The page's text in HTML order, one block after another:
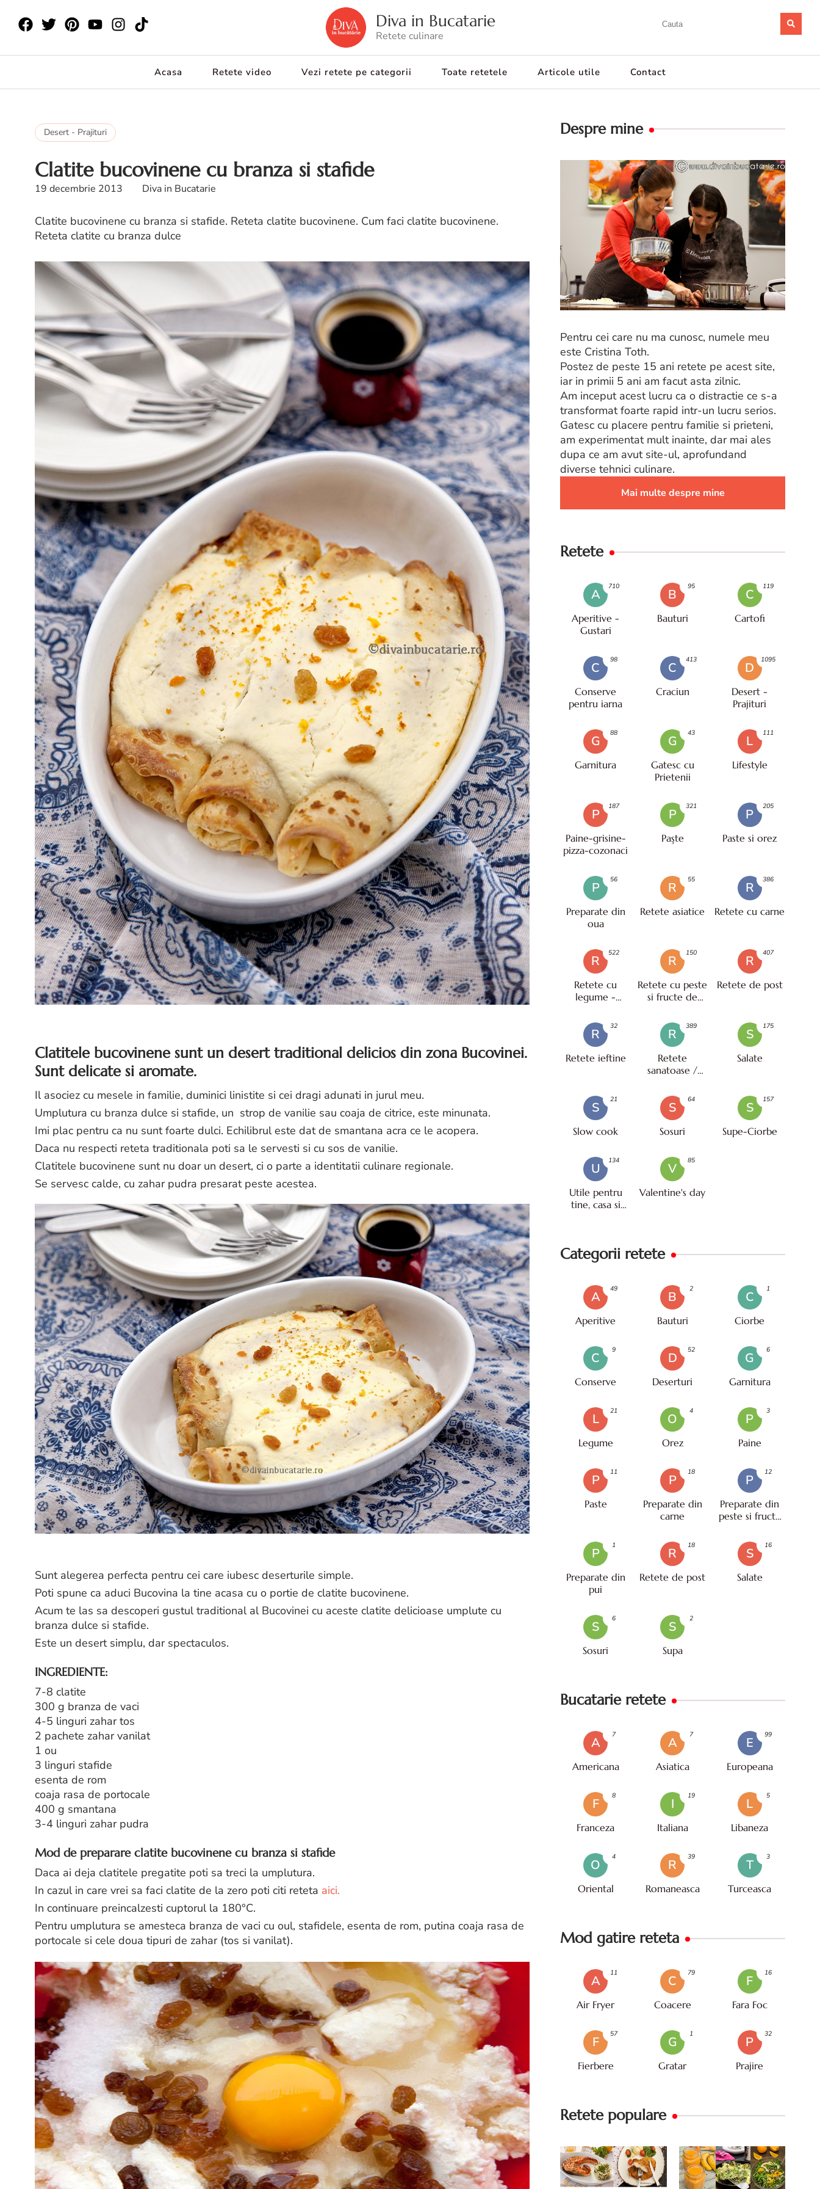
Diva in Bucatarie
Retete culinare
Acasa Retete video Vezi retete pe categorii Toate retetele Articole utile Contact
Desert - Prajituri
Clatite bucovinene cu branza si stafide
19 decembrie 2013 Diva in Bucatarie
Clatite bucovinene cu branza si stafide. Reteta clatite bucovinene. Cum faci clatite bucovinene.
Reteta clatite cu branza dulce
Clatitele bucovinene sunt un desert traditional delicios din zona Bucovinei.
Sunt delicate si aromate.
Il asociez cu mesele in familie, duminici linistite si cei dragi adunati in jurul meu.
Umplutura cu branza dulce si stafide, un strop de vanilie sau coaja de citrice, este minunata.
Imi plac pentru ca nu sunt foarte dulci. Echilibrul este dat de smantana acra ce le acopera.
Daca nu respecti reteta traditionala poti sa le servesti si cu sos de vanilie.
Clatitele bucovinene sunt nu doar un desert, ci o parte a identitatii culinare regionale.
Se servesc calde, cu zahar pudra presarat peste acestea.
Sunt alegerea perfecta pentru cei care iubesc deserturile simple.
Poti spune ca aduci Bucovina la tine acasa cu o portie de clatite bucovinene.
Acum te las sa descoperi gustul traditional al Bucovinei cu aceste clatite delicioase umplute cu
branza dulce si stafide.
Este un desert simplu, dar spectaculos.
INGREDIENTE:
7-8 clatite
300 g branza de vaci
4-5 linguri zahar tos
2 pachete zahar vanilat
1 ou
3 linguri stafide
esenta de rom
coaja rasa de portocale
400 g smantana
3-4 linguri zahar pudra
Mod de preparare clatite bucovinene cu branza si stafide
Daca ai deja clatitele pregatite poti sa treci la umplutura.
In cazul in care vrei sa faci clatite de la zero poti citi reteta aici.
In continuare preincalzesti cuptorul la 180°C.
Pentru umplutura se amesteca branza de vaci cu oul, stafidele, esenta de rom, putina coaja rasa de
portocale si cele doua tipuri de zahar (tos si vanilat).
Despre mine
Pentru cei care nu ma cunosc, numele meu
este Cristina Toth.
Postez de peste 15 ani retete pe acest site,
iar in primii 5 ani am facut asta zilnic.
Am inceput acest lucru ca o distractie ce s-a
transformat foarte rapid intr-un lucru serios.
Gatesc cu placere pentru familie si prieteni,
am experimentat mult inainte, dar mai ales
dupa ce am avut site-ul, aprofundand
diverse tehnici culinare.
Mai multe despre mine
Retete
A
Aperitive -
Gustari
710
B
Bauturi
95
C
Cartofi
119
C
Conserve
pentru iarna
98
C
Craciun
413
D
Desert -
Prajituri
1095
G
Garnitura
88
G
Gatesc cu
Prietenii
43
L
Lifestyle
111
P
Paine-grisine-
pizza-cozonaci
187
P
Paşte
321
P
Paste si orez
205
P
Preparate din
oua
56
R
Retete asiatice
55
R
Retete cu carne
386
R
Retete cu
legume -
522
R
Retete cu peste
si fructe de
150
R
Retete de post
407
R
Retete ieftine
32
R
Retete
sanatoase /
389
S
Salate
175
S
Slow cook
21
S
Sosuri
64
S
Supe-Ciorbe
157
U
Utile pentru
tine, casa si
134
V
Valentine's day
85
Categorii retete
A
Aperitive
49
B
Bauturi
2
C
Ciorbe
1
C
Conserve
9
D
Deserturi
52
G
Garnitura
6
L
Legume
21
O
Orez
4
P
Paine
3
P
Paste
11
P
Preparate din
carne
18
P
Preparate din
peste si fructe
12
P
Preparate din
pui
1
R
Retete de post
18
S
Salate
16
S
Sosuri
6
S
Supa
2
Bucatarie retete
A
Americana
7
A
Asiatica
7
E
Europeana
99
F
Franceza
8
I
Italiana
19
L
Libaneza
5
O
Oriental
4
R
Romaneasca
39
T
Turceasca
3
Mod gatire reteta
A
Air Fryer
11
C
Coacere
79
F
Fara Foc
16
F
Fierbere
57
G
Gratar
1
P
Prajire
32
Retete populare